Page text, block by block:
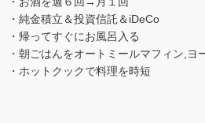
・純金積立＆投資信託＆iDeCo
・帰ってすぐにお風呂入る
・朝ごはんをオートミールマフィン,ヨ
・ホットクックで料理を時短